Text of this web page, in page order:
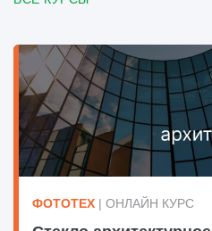
ФОТОТЕХ | ОНЛАЙН КУРС